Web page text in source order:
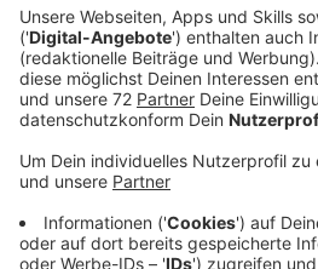
Schlafengehen noch einen Blick
nächsten Tage werfen: Selbst
oder das Wochenende längst
viele Beschäftigte für ihre
noch online erreichbar oder
zwischen Arbeit und Freizeit
verschwimmen. Weil die digitale
gesundheitlichen Schäden
Parlament eine Gesetz für